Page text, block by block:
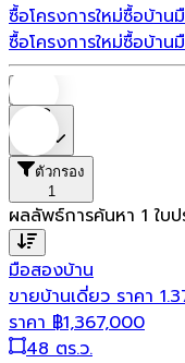
ซื้อโครงการใหม่ซื้อบ้าน
ซื้อโครงการใหม่ซื้อบ้าน
ตัวกรอง
1
ผลลัพธ์การค้นหา 1 ใบ
มือสองบ้าน
ขายบ้านเดี่ยว ราคา
ราคา ฿1,367,000
48 ตร.ว.